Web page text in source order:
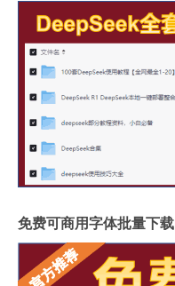
免费可商用字体批量下载